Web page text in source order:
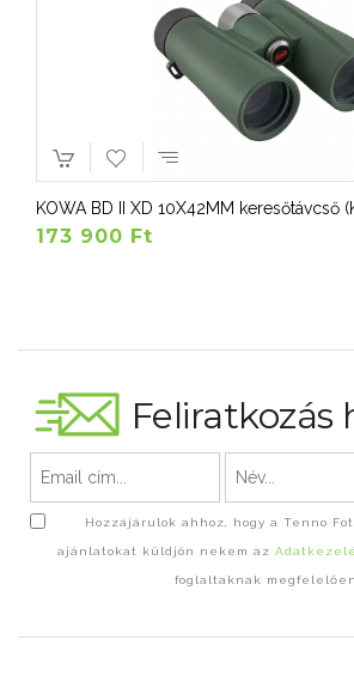
KOWA BD II XD 10X42MM keresőtávcső
173 900 Ft
Feliratkozás
Hozzájárulok ahhoz, hogy a Tenno
ajánlatokat küldjön nekem az
foglaltaknak megfelelően.